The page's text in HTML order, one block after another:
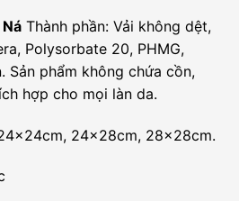
Thành phần: Vải không dệt,
Polysorbate 20, PHMG,
Sản phẩm không chứa cồn,
hợp cho mọi làn da.
24x28cm, 28x28cm.